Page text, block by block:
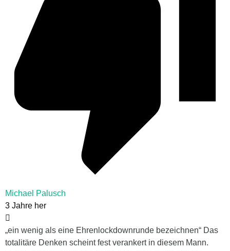
Michael Palusch
3 Jahre her
„ein wenig als eine Ehrenlockdownrunde bezeichnen“ Das
totalitäre Denken scheint fest verankert in diesem Mann.